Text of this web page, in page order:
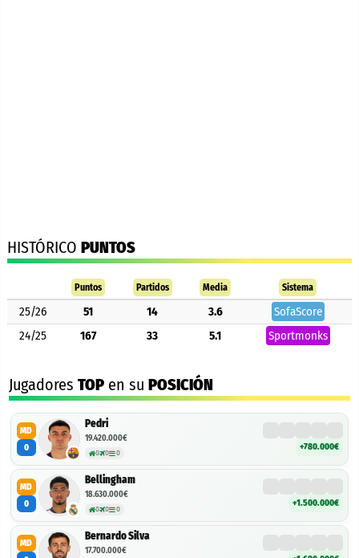
HISTÓRICO PUNTOS
Puntos Partidos Media Sistema
25/26 51 14 3.6
SofaScore
24/25
167 33 5.1 Sportmonks
Jugadores TOP en su POSICIÓN
MD
0
Pedri
19.420.000€
0 0 0
+780.000€
MD
0
Bellingham
18.630.000€
0 0 0
+1.500.000€
MD
Bernardo Silva
17.700.000€